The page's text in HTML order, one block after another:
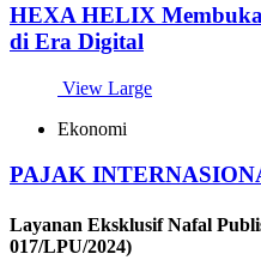
HEXA HELIX
di Era Digital
View Large
Ekonomi
PAJAK
Layanan Eksklusif Nafal
017/LPU/2024)